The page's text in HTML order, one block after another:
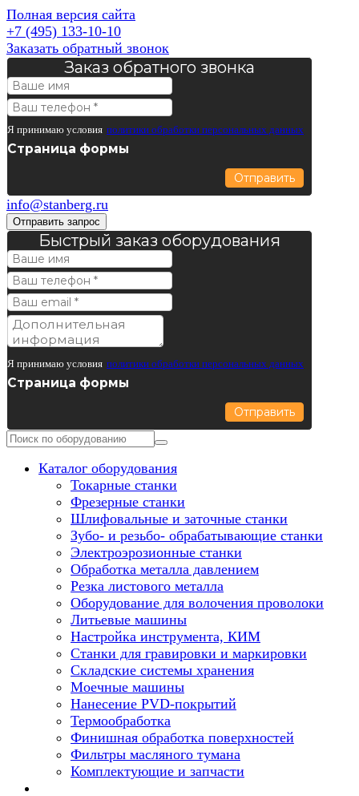
Полная версия сайта
+7 (495) 133-10-10
Заказать обратный звонок
Заказ обратного звонка
Я принимаю условия политики обработки персональных данных
Страница формы
Отправить
info@stanberg.ru
Отправить запрос
Быстрый заказ оборудования
Я принимаю условия политики обработки персональных данных
Страница формы
Отправить
Каталог оборудования
Токарные станки
Фрезерные станки
Шлифовальные и заточные станки
Зубо- и резьбо- обрабатывающие станки
Электроэрозионные станки
Обработка металла давлением
Резка листового металла
Оборудование для волочения проволоки
Литьевые машины
Настройка инструмента, КИМ
Станки для гравировки и маркировки
Складские системы хранения
Моечные машины
Нанесение PVD-покрытий
Термообработка
Финишная обработка поверхностей
Фильтры масляного тумана
Комплектующие и запчасти